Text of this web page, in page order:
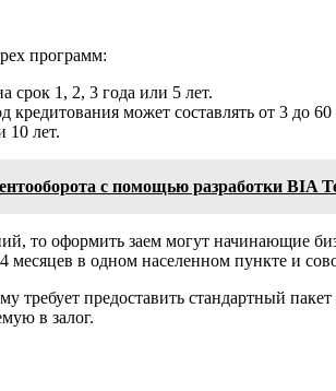
программ:
1, 2, 3 года или 5 лет.
может составлять от 3 до 60
10 лет.
с помощью разработки BIA
то оформить заем могут начинающие
в одном населенном пункте и
требует предоставить стандартный
в залог.